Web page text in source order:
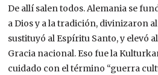
De allí salen todos. Alemania se
a Dios y a la tradición, divinizaron
sustituyó al Espíritu Santo, y elevó
Gracia nacional. Eso fue la
cuidado con el término “guerra